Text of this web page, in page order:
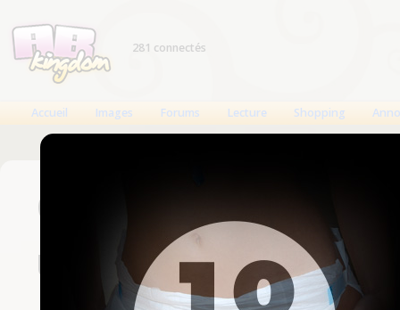
281 connectés
Accueil Images Forums Lecture Shopping
Connexion
Un compte est